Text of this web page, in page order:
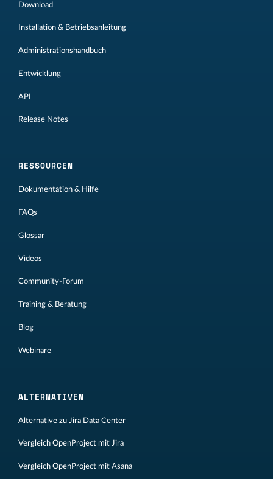
Download
Installation & Betriebsanleitung
Administrationshandbuch
Entwicklung
API
Release Notes
RESSOURCEN
Dokumentation & Hilfe
FAQs
Glossar
Videos
Community-Forum
Training & Beratung
Blog
Webinare
ALTERNATIVEN
Alternative zu Jira Data Center
Vergleich OpenProject mit Jira
Vergleich OpenProject mit Asana